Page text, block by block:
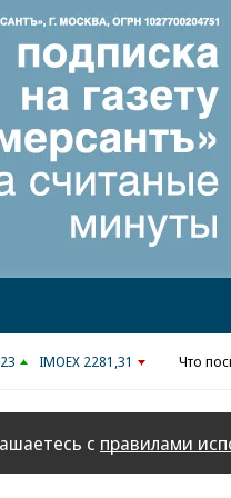
IMOEX 2281,31 Что
с правилами